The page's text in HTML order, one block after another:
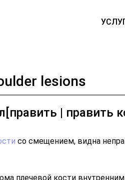
lesions
| править
со смещением, видна
плечевой кости